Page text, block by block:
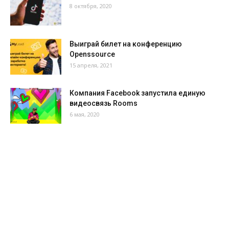
8 октября, 2020
Выиграй билет на конференцию
Openssource
15 апреля, 2021
Компания Facebook запустила единую
видеосвязь Rooms
6 мая, 2020